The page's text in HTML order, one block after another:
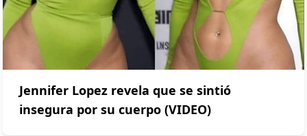
Jennifer Lopez revela que se sintió
insegura por su cuerpo (VIDEO)